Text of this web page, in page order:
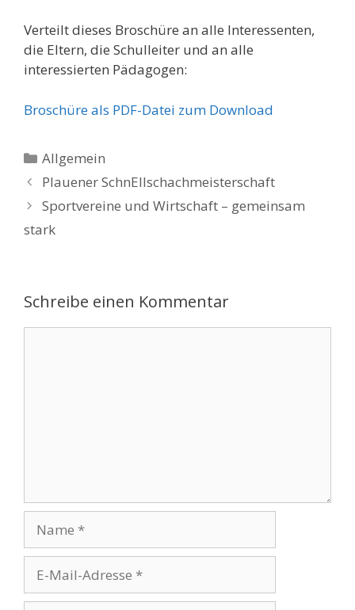
Verteilt dieses Broschüre an alle Interessenten,
die Eltern, die Schulleiter und an alle
interessierten Pädagogen:
Broschüre als PDF-Datei zum Download
Kategorien
Allgemein
Plauener SchnEllschachmeisterschaft
Sportvereine und Wirtschaft – gemeinsam
stark
Schreibe einen Kommentar
Mail-
Adresse